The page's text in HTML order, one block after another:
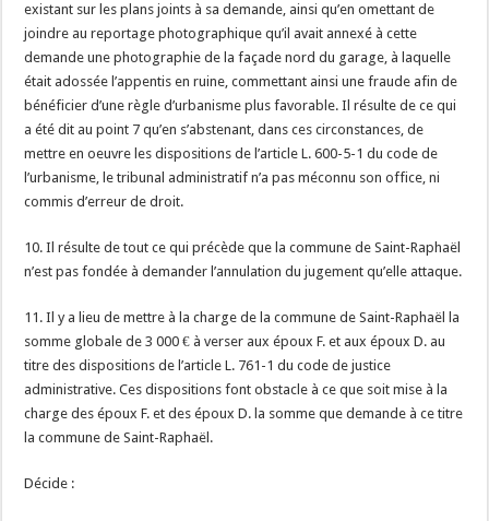
existant sur les plans joints à sa demande, ainsi qu’en omettant de
joindre au reportage photographique qu’il avait annexé à cette
demande une photographie de la façade nord du garage, à laquelle
était adossée l’appentis en ruine, commettant ainsi une fraude afin de
bénéficier d’une règle d’urbanisme plus favorable. Il résulte de ce qui
a été dit au point 7 qu’en s’abstenant, dans ces circonstances, de
mettre en oeuvre les dispositions de l’article L. 600-5-1 du code de
l’urbanisme, le tribunal administratif n’a pas méconnu son office, ni
commis d’erreur de droit.
10. Il résulte de tout ce qui précède que la commune de Saint-Raphaël
n’est pas fondée à demander l’annulation du jugement qu’elle attaque.
11. Il y a lieu de mettre à la charge de la commune de Saint-Raphaël la
somme globale de 3 000 € à verser aux époux F. et aux époux D. au
titre des dispositions de l’article L. 761-1 du code de justice
administrative. Ces dispositions font obstacle à ce que soit mise à la
charge des époux F. et des époux D. la somme que demande à ce titre
la commune de Saint-Raphaël.
Décide :